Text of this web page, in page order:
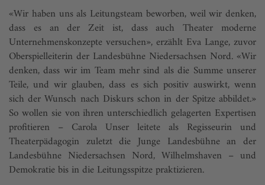
«Wir haben uns als Leitungsteam beworben, weil wir denken,
dass es an der Zeit ist, dass auch Theater moderne
Unternehmenskonzepte versuchen», erzählt Eva Lange, zuvor
Oberspielleiterin der Landesbühne Niedersachsen Nord. «Wir
denken, dass wir im Team mehr sind als die Summe unserer
Teile, und wir glauben, dass es sich positiv auswirkt, wenn
sich der Wunsch nach Diskurs schon in der Spitze abbildet.»
So wollen sie von ihren unterschiedlich gelagerten Expertisen
profitieren – Carola Unser leitete als Regisseurin und
Theaterpädagogin zuletzt die Junge Landesbühne an der
Landesbühne Niedersachsen Nord, Wilhelmshaven – und
Demokratie bis in die Leitungsspitze praktizieren.